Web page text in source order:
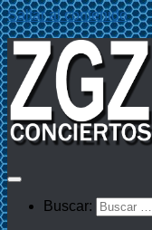
Saltar al contenido
Buscar: